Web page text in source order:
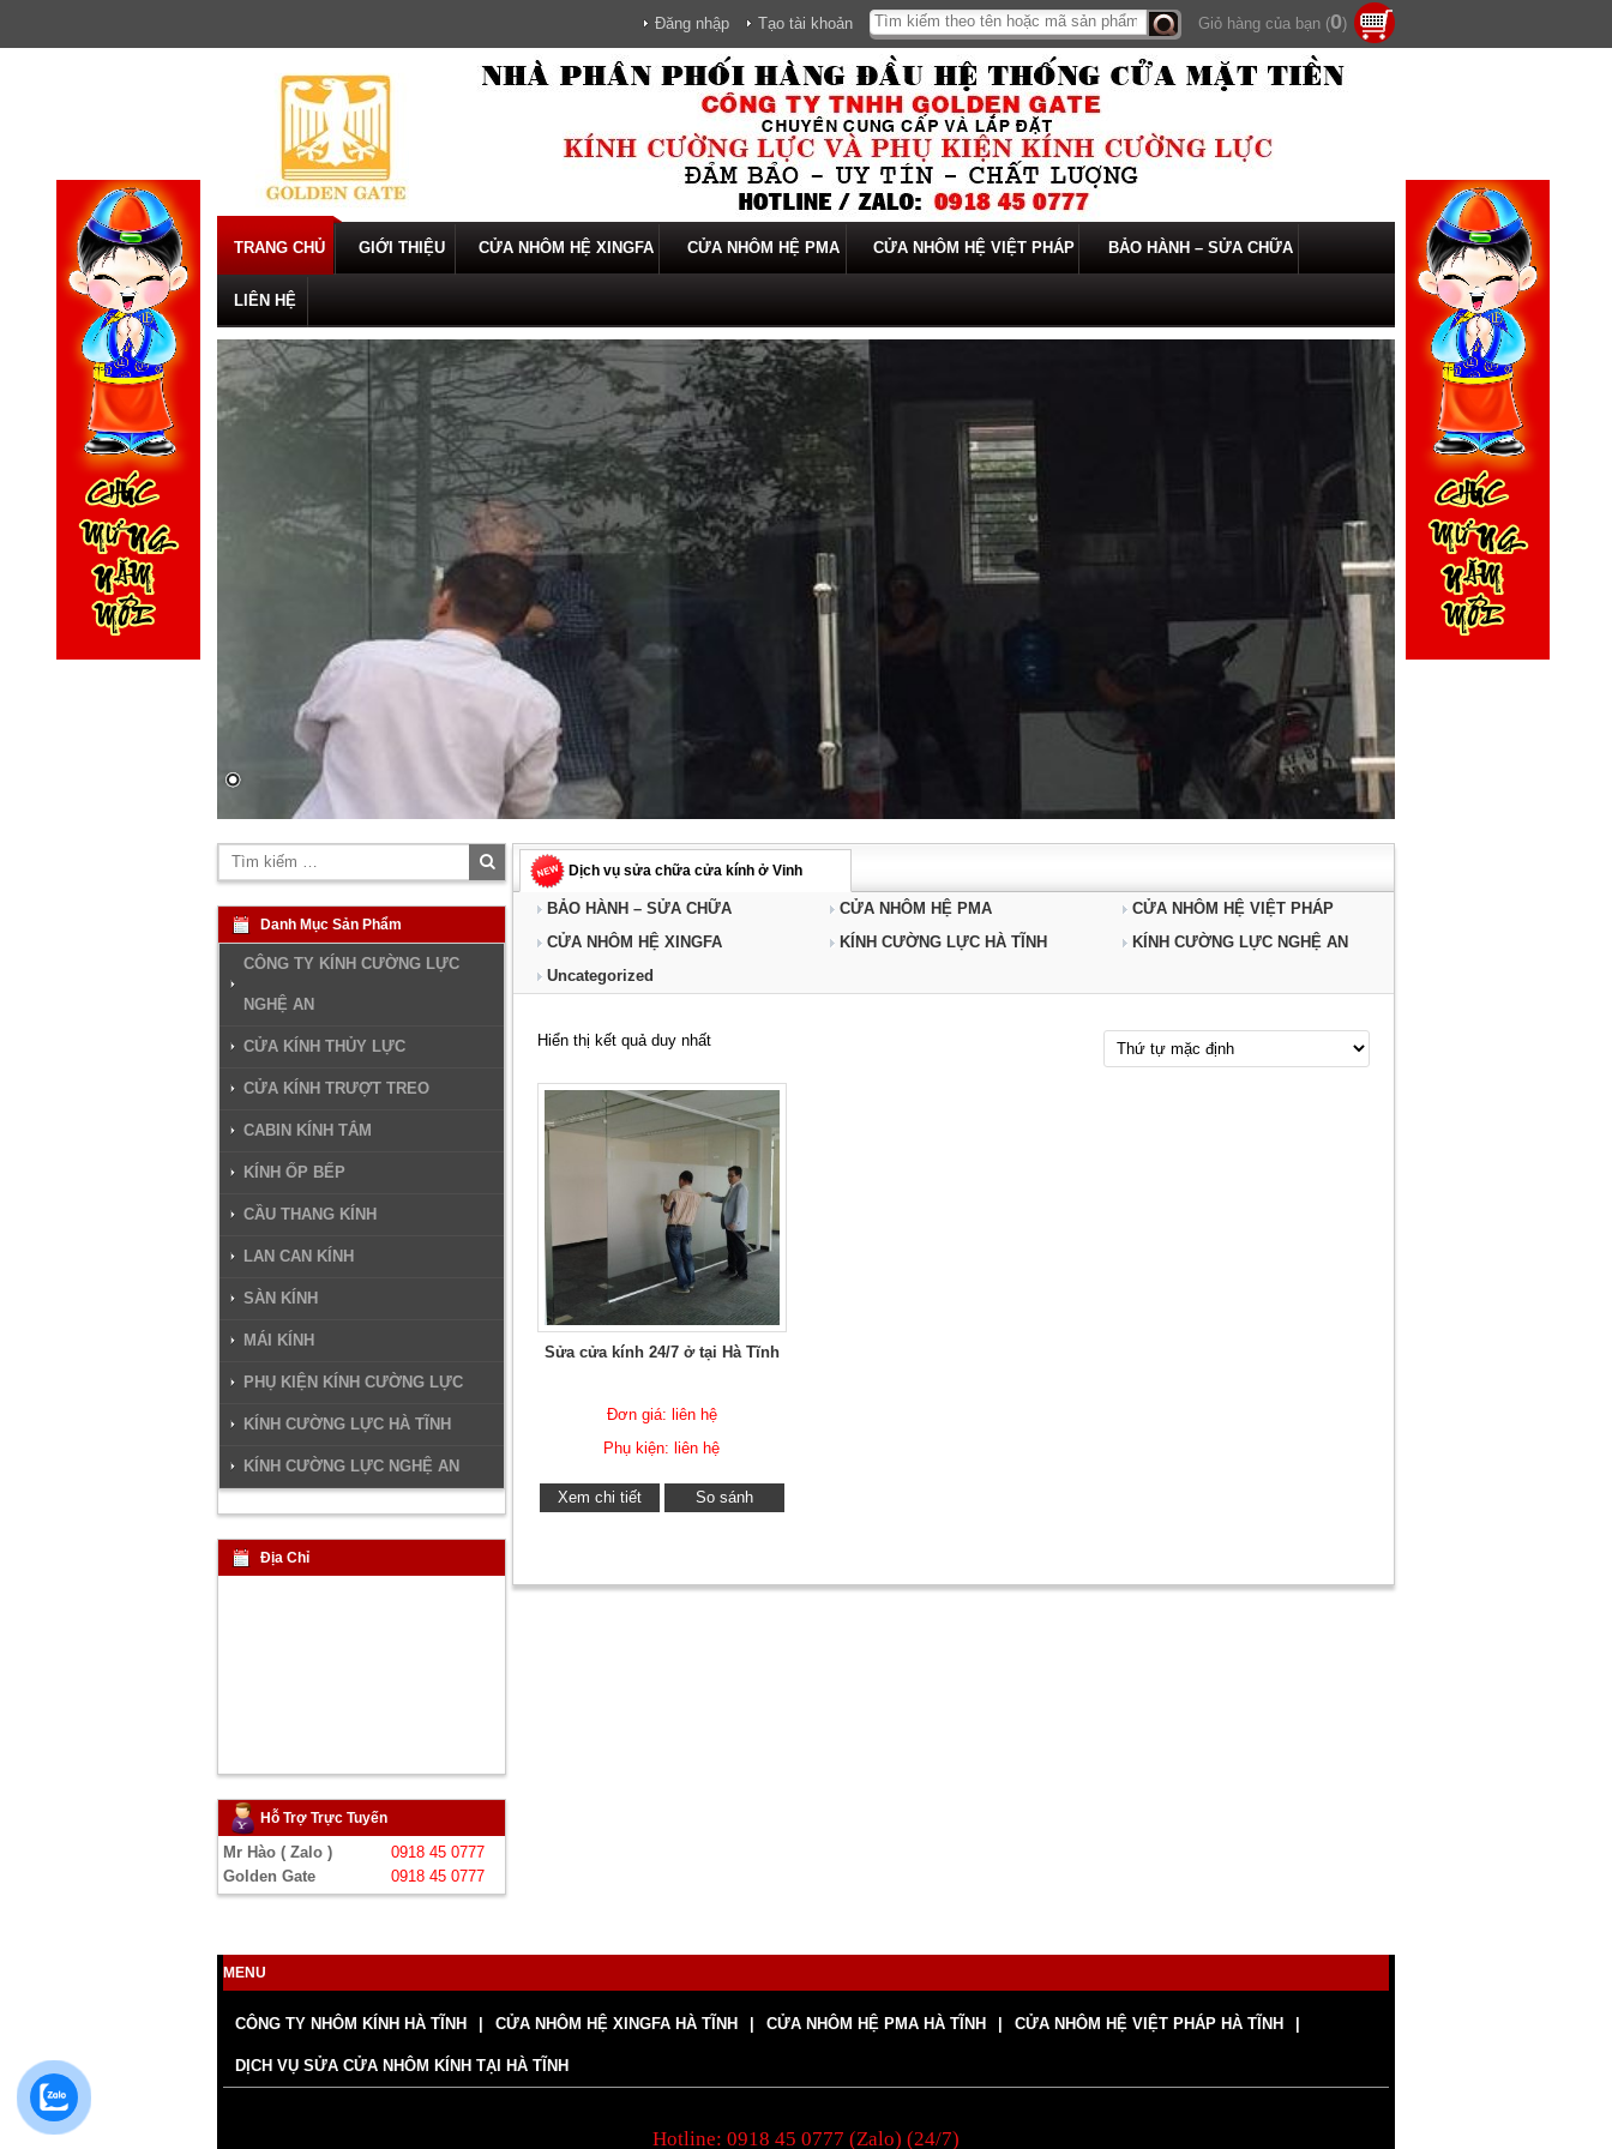
content
Đăng nhập
Tạo tài khoản
Tìm
Giỏ hàng của bạn (0)
TRANG CHỦ GIỚI THIỆU CỬA NHÔM HỆ XINGFA CỬA NHÔM HỆ PMA CỬA NHÔM HỆ VIỆT PHÁP BẢO HÀNH – SỬA CHỮA
LIÊN HỆ
Dịch vụ sửa chữa cửa kính ở Vinh
BẢO HÀNH – SỬA CHỮA CỬA NHÔM HỆ PMA
CỬA NHÔM HỆ VIỆT PHÁP
CỬA NHÔM HỆ XINGFA
KÍNH CƯỜNG LỰC HÀ TĨNH
KÍNH CƯỜNG LỰC NGHỆ AN
Uncategorized
Hiển thị kết quả duy nhất
Sửa cửa kính 24/7 ở tại Hà Tĩnh
Đơn giá: liên hệ
Phụ kiện: liên hệ
Xem chi tiết So sánh
Tìm
kiếm
Danh Mục Sản Phẩm
CÔNG TY KÍNH CƯỜNG LỰC
NGHỆ AN
CỬA KÍNH THỦY LỰC
CỬA KÍNH TRƯỢT TREO
CABIN KÍNH TẮM
KÍNH ỐP BẾP
CẦU THANG KÍNH
LAN CAN KÍNH
SÀN KÍNH
MÁI KÍNH
PHỤ KIỆN KÍNH CƯỜNG LỰC
KÍNH CƯỜNG LỰC HÀ TĨNH
KÍNH CƯỜNG LỰC NGHỆ AN
Địa Chỉ
Hỗ Trợ Trực Tuyến
Mr Hào ( Zalo )
0918 45 0777
Golden Gate
0918 45 0777
MENU
CÔNG TY NHÔM KÍNH HÀ TĨNH CỬA NHÔM HỆ XINGFA HÀ TĨNH CỬA NHÔM HỆ PMA HÀ TĨNH CỬA NHÔM HỆ VIỆT PHÁP HÀ TĨNH
DỊCH VỤ SỬA CỬA NHÔM KÍNH TẠI HÀ TĨNH
Hotline: 0918 45 0777 (Zalo) (24/7)